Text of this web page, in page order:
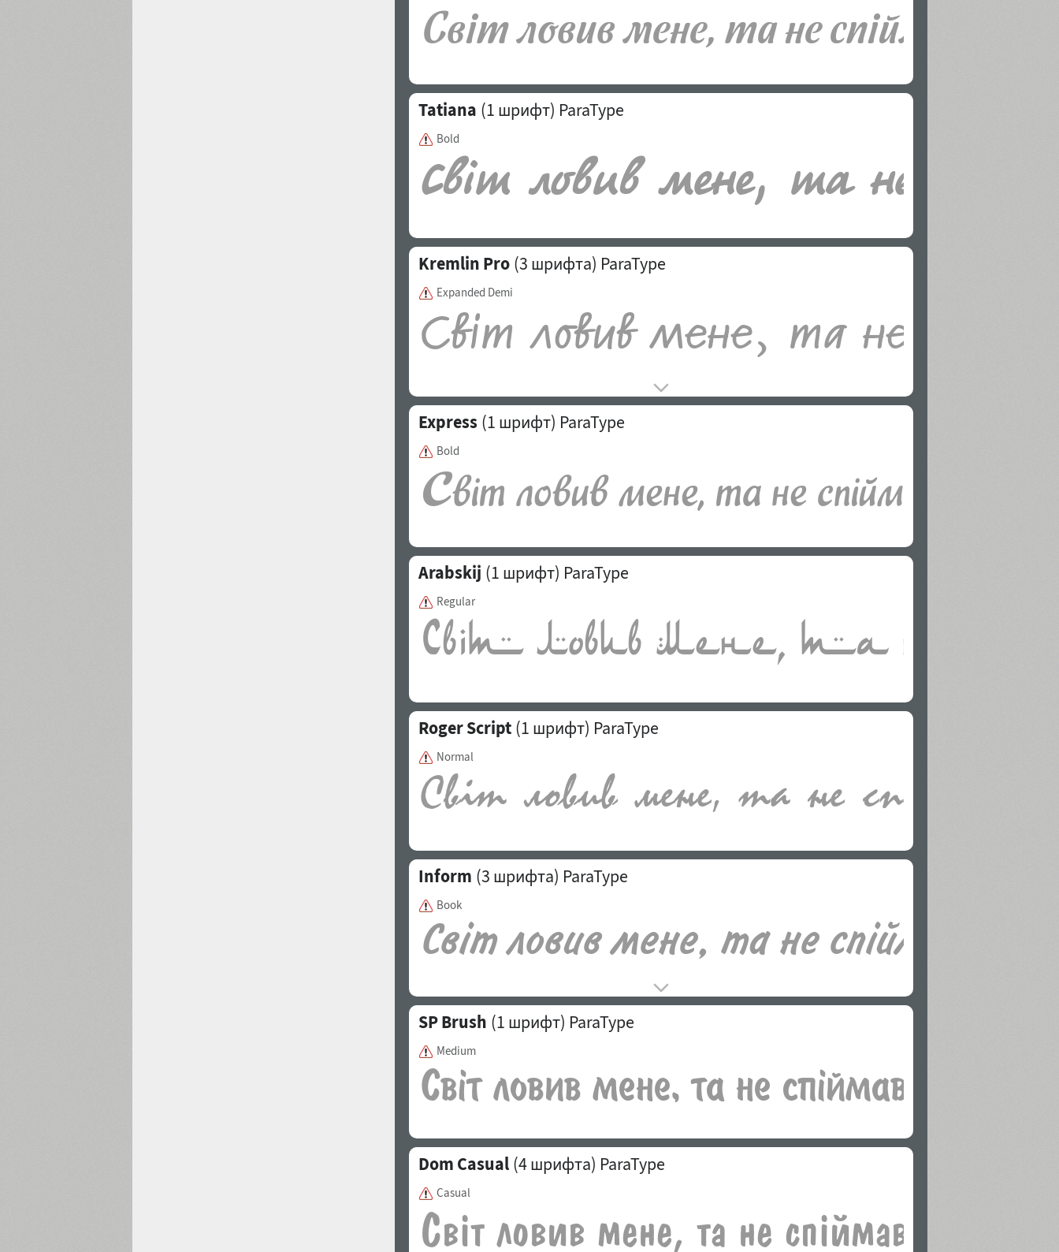
Tatiana (1 шрифт) ParaType
Bold
Kremlin Pro (3 шрифта) ParaType
Expanded Demi
Express (1 шрифт) ParaType
Bold
Arabskij (1 шрифт) ParaType
Regular
Roger Script (1 шрифт) ParaType
Normal
Inform (3 шрифта) ParaType
Book
SP Brush (1 шрифт) ParaType
Medium
Dom Casual (4 шрифта) ParaType
Casual